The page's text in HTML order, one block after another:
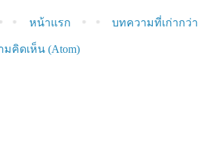
บทความที่เก่ากว่า
หน้าแรก
มคิดเห็น (Atom)